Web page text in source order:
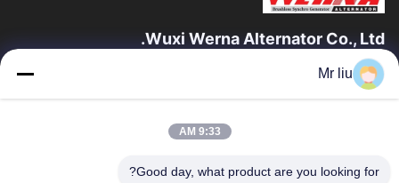
Wuxi Werna Alternator Co., Ltd.
روابط سريعة
حولنا
جولة في المصنع
مراقبة الجودة
Mr liu
9:33 AM
Good day, what product are you looking for?